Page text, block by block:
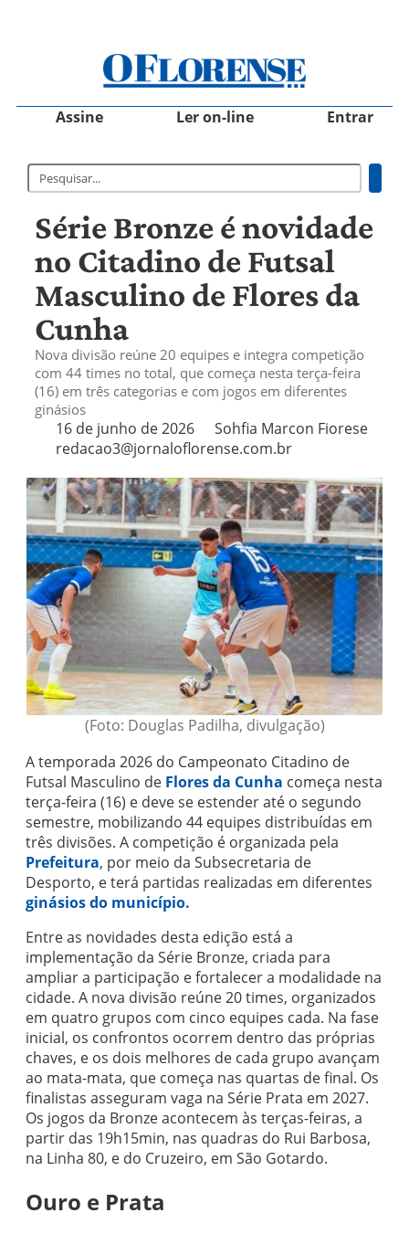
Assine Ler on-line Entrar
Série Bronze é novidade
no Citadino de Futsal
Masculino de Flores da
Cunha
Nova divisão reúne 20 equipes e integra competição
com 44 times no total, que começa nesta terça-feira
(16) em três categorias e com jogos em diferentes
ginásios
16 de junho de 2026
Sohfia Marcon Fiorese
redacao3@jornaloflorense.com.br
(Foto: Douglas Padilha, divulgação)
A temporada 2026 do Campeonato Citadino de
Futsal Masculino de Flores da Cunha começa nesta
terça-feira (16) e deve se estender até o segundo
semestre, mobilizando 44 equipes distribuídas em
três divisões. A competição é organizada pela
Prefeitura, por meio da Subsecretaria de
Desporto, e terá partidas realizadas em diferentes
ginásios do município.
Entre as novidades desta edição está a
implementação da Série Bronze, criada para
ampliar a participação e fortalecer a modalidade na
cidade. A nova divisão reúne 20 times, organizados
em quatro grupos com cinco equipes cada. Na fase
inicial, os confrontos ocorrem dentro das próprias
chaves, e os dois melhores de cada grupo avançam
ao mata-mata, que começa nas quartas de final. Os
finalistas asseguram vaga na Série Prata em 2027.
Os jogos da Bronze acontecem às terças-feiras, a
partir das 19h15min, nas quadras do Rui Barbosa,
na Linha 80, e do Cruzeiro, em São Gotardo.
Ouro e Prata